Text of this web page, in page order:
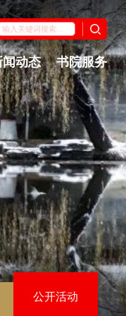
闻动态 书院服务
公开活动